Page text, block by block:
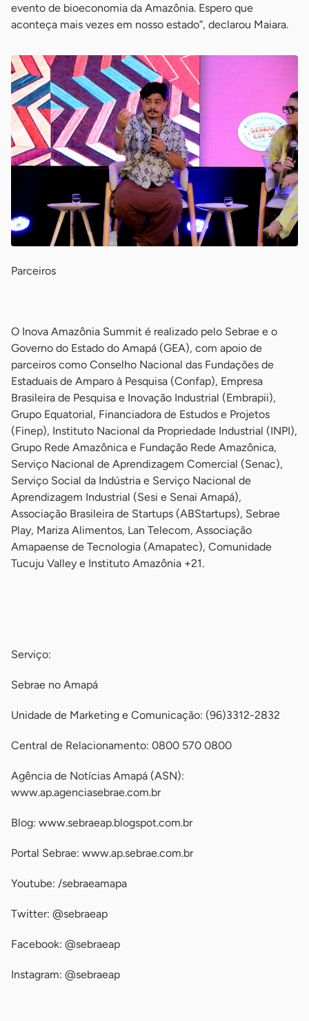
evento de bioeconomia da Amazônia. Espero que
aconteça mais vezes em nosso estado”, declarou Maiara.
Parceiros
O Inova Amazônia Summit é realizado pelo Sebrae e o
Governo do Estado do Amapá (GEA), com apoio de
parceiros como Conselho Nacional das Fundações de
Estaduais de Amparo à Pesquisa (Confap), Empresa
Brasileira de Pesquisa e Inovação Industrial (Embrapii),
Grupo Equatorial, Financiadora de Estudos e Projetos
(Finep), Instituto Nacional da Propriedade Industrial (INPI),
Grupo Rede Amazônica e Fundação Rede Amazônica,
Serviço Nacional de Aprendizagem Comercial (Senac),
Serviço Social da Indústria e Serviço Nacional de
Aprendizagem Industrial (Sesi e Senai Amapá),
Associação Brasileira de Startups (ABStartups), Sebrae
Play, Mariza Alimentos, Lan Telecom, Associação
Amapaense de Tecnologia (Amapatec), Comunidade
Tucuju Valley e Instituto Amazônia +21.
Serviço:
Sebrae no Amapá
Unidade de Marketing e Comunicação: (96)3312-2832
Central de Relacionamento: 0800 570 0800
Agência de Notícias Amapá (ASN):
www.ap.agenciasebrae.com.br
Blog: www.sebraeap.blogspot.com.br
Portal Sebrae: www.ap.sebrae.com.br
Youtube: /sebraeamapa
Twitter: @sebraeap
Facebook: @sebraeap
Instagram: @sebraeap